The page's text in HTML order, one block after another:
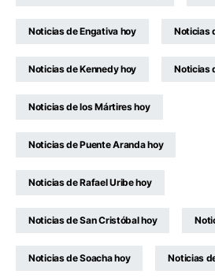
Noticias de Engativa hoy Noticias
Noticias de Kennedy hoy Noticias
Noticias de los Mártires hoy
Noticias de Puente Aranda hoy
Noticias de Rafael Uribe hoy
Noticias de San Cristóbal hoy
Noticias de Soacha hoy Noticias